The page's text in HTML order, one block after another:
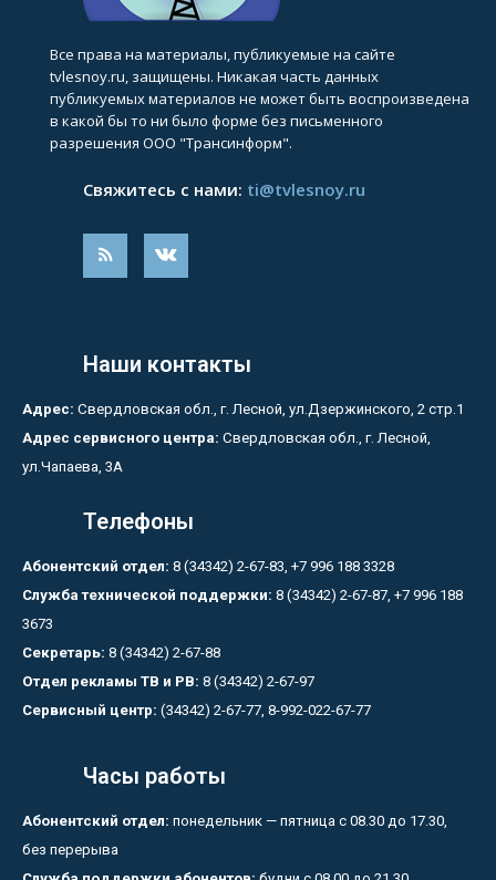
Все права на материалы, публикуемые на сайте
tvlesnoy.ru, защищены. Никакая часть данных
публикуемых материалов не может быть воспроизведена
в какой бы то ни было форме без письменного
разрешения ООО "Трансинформ".
Свяжитесь с нами: ti@tvlesnoy.ru
Наши контакты
Адрес: Свердловская обл., г. Лесной, ул.Дзержинского, 2 стр.1
Адрес сервисного центра: Свердловская обл., г. Лесной,
ул.Чапаева, 3А
Телефоны
Абонентский отдел: 8 (34342) 2-67-83, +7 996 188 3328
Служба технической поддержки: 8 (34342) 2-67-87, +7 996 188
3673
Секретарь: 8 (34342) 2-67-88
Отдел рекламы ТВ и РВ: 8 (34342) 2-67-97
Сервисный центр: (34342) 2-67-77, 8-992-022-67-77
Часы работы
Абонентский отдел: понедельник — пятница с 08.30 до 17.30,
без перерыва